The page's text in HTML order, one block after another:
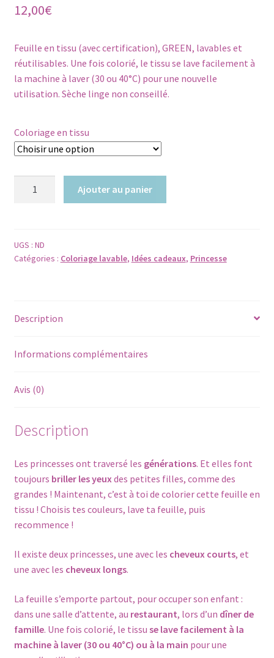
12,00€
Feuille en tissu (avec certification), GREEN, lavables et
réutilisables. Une fois colorié, le tissu se lave facilement à
la machine à laver (30 ou 40°C) pour une nouvelle
utilisation. Sèche linge non conseillé.
Coloriage en tissu
-
Feuille
+
feutres
Ajouter au panier
UGS : ND
Catégories : Coloriage lavable, Idées cadeaux, Princesse
Description
Informations complémentaires
Avis (0)
Description
Les princesses ont traversé les générations. Et elles font
toujours briller les yeuxdes petites filles, comme des
grandes ! Maintenant, c’est à toi de colorier cette feuille en
tissu ! Choisis tes couleurs, lave ta feuille, puis
recommence !
Il existe deux princesses, une avec les cheveux courts, et
une avec les cheveux longs.
La feuille s’emporte partout, pour occuper son enfant :
dans une salle d’attente, au restaurant, lors d’un dîner de
famille. Une fois colorié, le tissu se lave facilement à la
machine à laver (30 ou 40°C) ou à la main pour une